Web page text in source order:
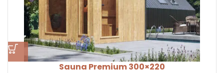
Sauna Premium 300×220